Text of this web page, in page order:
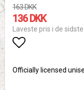
163 DKK
136 DKK
Laveste pris i de
Officially licensed